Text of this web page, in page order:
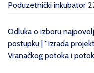
Poduzetnički inkubator
Odluka o izboru
postupku | ''Izrada
Vranačkog potoka i